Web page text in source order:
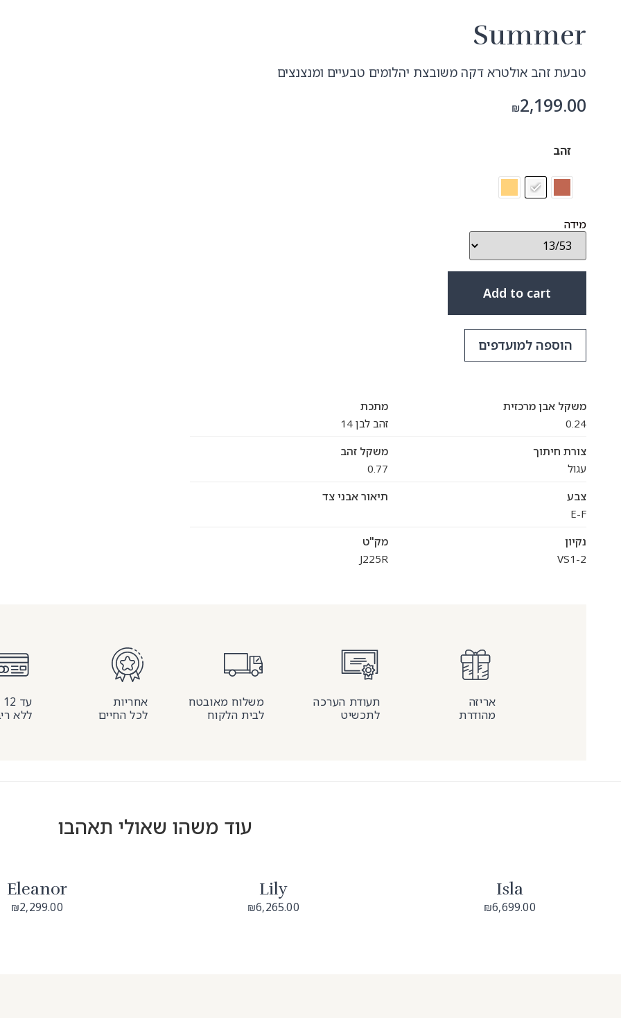
Summer
טבעת זהב אולטרא דקה משובצת יהלומים טבעיים ומנצנצים
₪2,199.00
זהב
מידה
Add to cart
הוספה למועדפים
משקל אבן מרכזית
0.24
מתכת
זהב לבן 14
צורת חיתוך
עגול
משקל זהב
0.77
צבע
E-F
תיאור אבני צד
נקיון
VS1-2
מק"ט
J225R
אריזה
מהודרת
תעודת הערכה
לתכשיט
משלוח מאובטח
לבית הלקוח
אחריות
לכל החיים
עד 12 תשלומים
ללא
עוד משהו שאולי תאהבו
Isla
₪6,699.00
Lily
₪6,265.00
Eleanor
₪2,299.00